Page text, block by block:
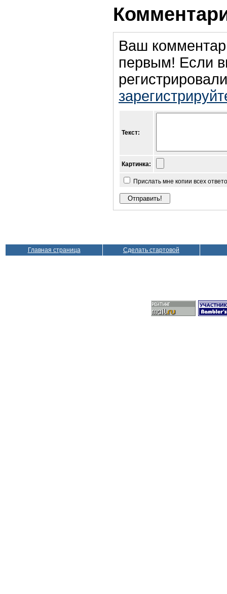
Ваш
первым! Если
Текст:
Картинка:
Прислать мне копии всех
Главная страница Сделать стартовой